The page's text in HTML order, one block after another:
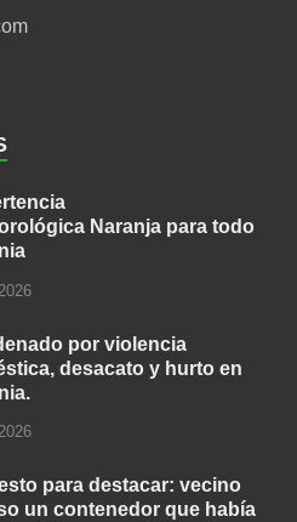
Naranja para todo
por violencia
desacato y hurto en
para destacar: vecino
un contenedor que había